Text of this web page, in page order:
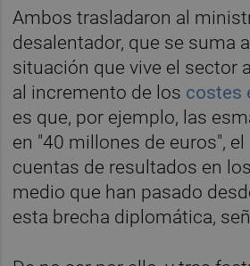
Ambos trasladaron al
desalentador, que se suma
situación que vive el sector
al incremento de los costes
es que, por ejemplo, las
en "40 millones de euros",
cuentas de resultados en
medio que han pasado
esta brecha diplomática,